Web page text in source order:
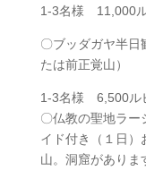
1-3名様 11,000
〇ブッダガヤ半
たは前正覚山）
1-3名様 6,500ル
〇仏教の聖地ラ
イド付き（１日）
山。洞窟がありま